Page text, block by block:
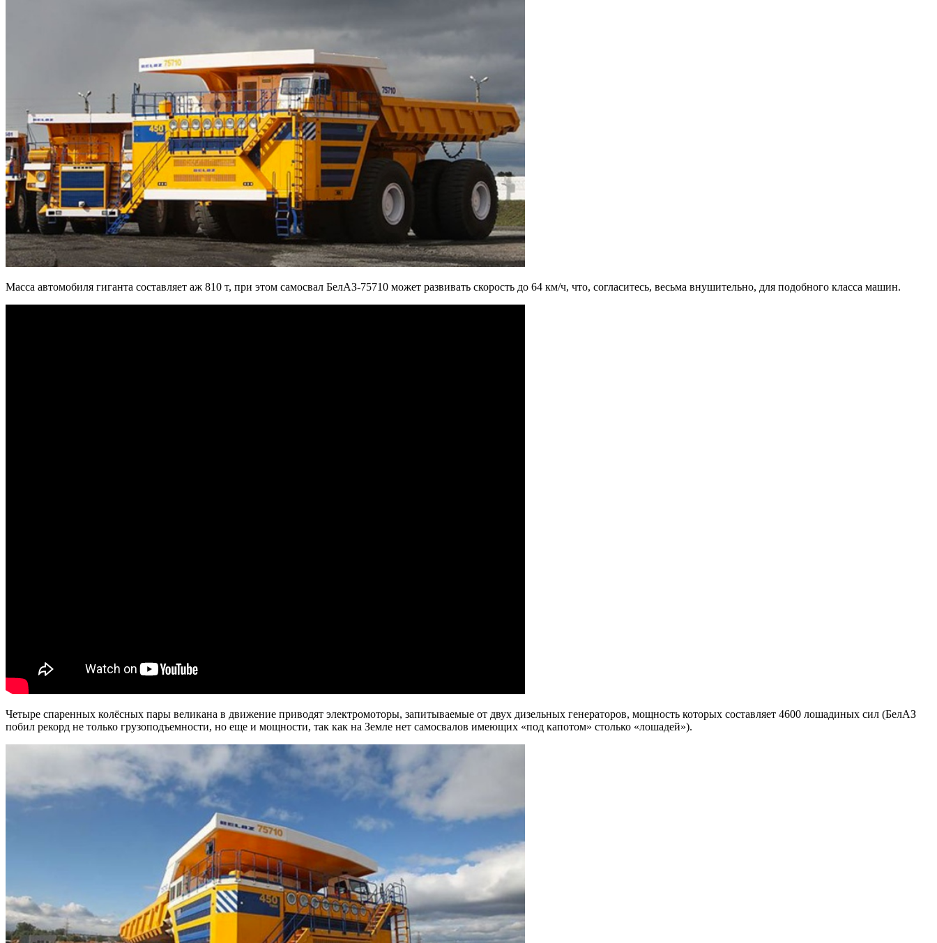
Масса автомобиля гиганта составляет аж 810 т, при этом самосвал БелАЗ-75710 может развивать скорость до 64 км/ч, что, согласитесь, весьма внушительно, для подобного класса машин.
Четыре спаренных колёсных пары великана в движение приводят электромоторы, запитываемые от двух дизельных генераторов, мощность которых составляет 4600 лошадиных сил (БелАЗ
побил рекорд не только грузоподъемности, но еще и мощности, так как на Земле нет самосвалов имеющих «под капотом» столько «лошадей»).